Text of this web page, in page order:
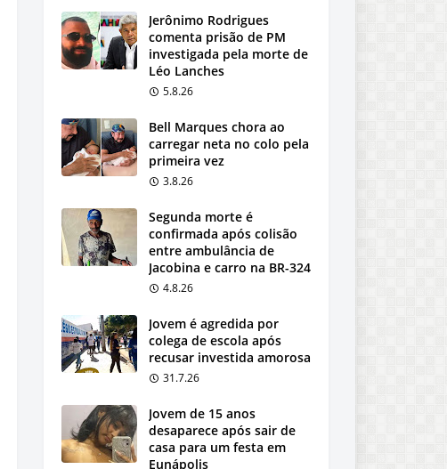
Jerônimo Rodrigues
comenta prisão de PM
investigada pela morte de
Léo Lanches
5.8.26
Bell Marques chora ao
carregar neta no colo pela
primeira vez
3.8.26
Segunda morte é
confirmada após colisão
entre ambulância de
Jacobina e carro na BR-324
4.8.26
Jovem é agredida por
colega de escola após
recusar investida amorosa
31.7.26
Jovem de 15 anos
desaparece após sair de
casa para um festa em
Eunápolis